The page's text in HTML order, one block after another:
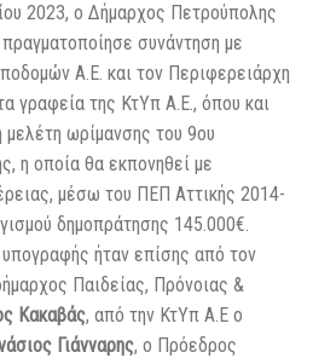
2023, ο Δήμαρχος Πετρούπολης
πραγματοποίησε συνάντηση με
Α.Ε. και τον Περιφερειάρχη
γραφεία της ΚτΥπ Α.Ε., όπου και
ωρίμανσης του 9ου
η οποία θα εκπονηθεί με
μέσω του ΠΕΠ Αττικής 2014-
δημοπράτησης 145.000€.
ήταν επίσης από τον
Παιδείας, Πρόνοιας &
Κακαβάς, από την ΚτΥπ Α.Ε ο
Γιάνναρης, ο Πρόεδρος